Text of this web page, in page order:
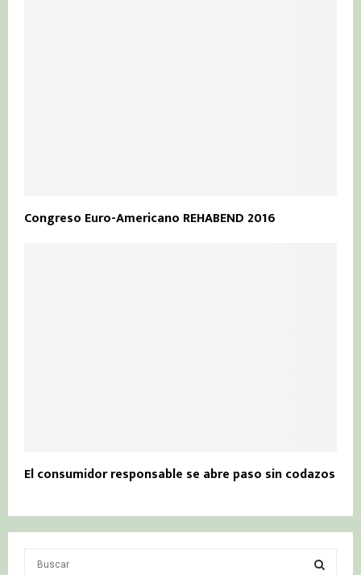
Congreso Euro-Americano REHABEND 2016
El consumidor responsable se abre paso sin codazos